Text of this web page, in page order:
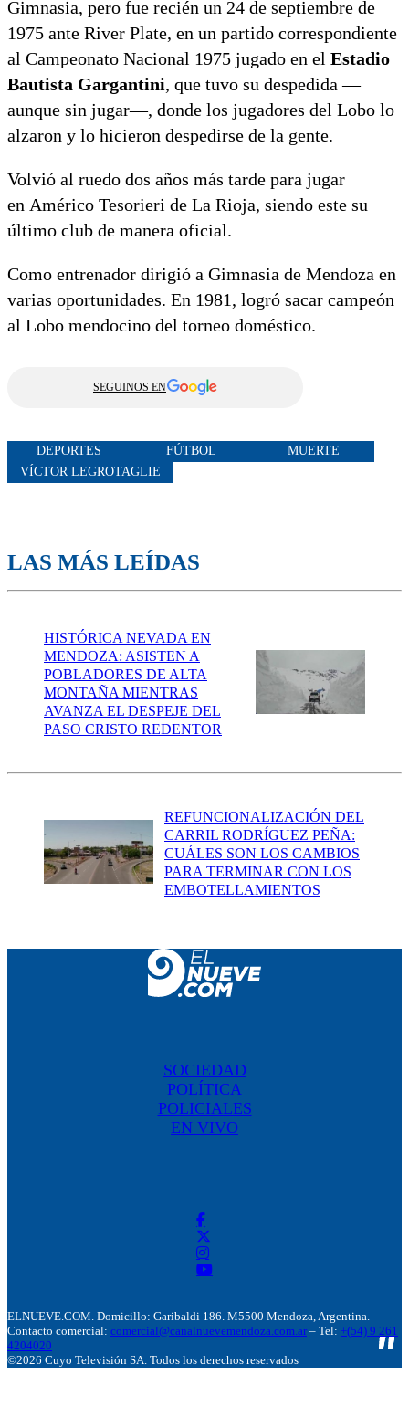
Gimnasia, pero fue recién un 24 de septiembre de
1975 ante River Plate, en un partido correspondiente
al Campeonato Nacional 1975 jugado en el Estadio
Bautista Gargantini, que tuvo su despedida —
aunque sin jugar—, donde los jugadores del Lobo lo
alzaron y lo hicieron despedirse de la gente.
Volvió al ruedo dos años más tarde para jugar
en Américo Tesorieri de La Rioja, siendo este su
último club de manera oficial.
Como entrenador dirigió a Gimnasia de Mendoza en
varias oportunidades. En 1981, logró sacar campeón
al Lobo mendocino del torneo doméstico.
SEGUINOS EN
DEPORTES FÚTBOL
MUERTE
VÍCTOR LEGROTAGLIE
LAS MÁS LEÍDAS
HISTÓRICA NEVADA EN
MENDOZA: ASISTEN A
POBLADORES DE ALTA
MONTAÑA MIENTRAS
AVANZA EL DESPEJE DEL
PASO CRISTO REDENTOR
REFUNCIONALIZACIÓN DEL
CARRIL RODRÍGUEZ PEÑA:
CUÁLES SON LOS CAMBIOS
PARA TERMINAR CON LOS
EMBOTELLAMIENTOS
SOCIEDAD
POLÍTICA
POLICIALES
EN VIVO
ELNUEVE.COM. Domicillo: Garibaldi 186. M5500 Mendoza, Argentina.
Contacto comercial: comercial@canalnuevemendoza.com.ar – Tel: +(54) 9 261
4204020
©2026 Cuyo Televisión SA. Todos los derechos reservados